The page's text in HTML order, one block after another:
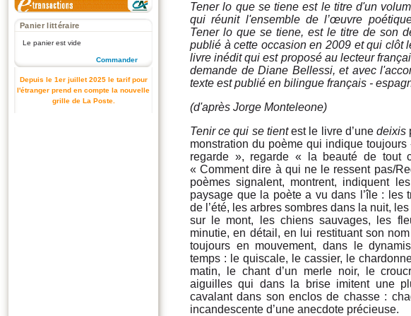
Panier littéraire
Le panier est vide
Commander
Depuis le 1er juillet 2025 le tarif pour
l'étranger prend en compte la nouvelle
grille de La Poste.
Tener lo que se tiene est le titre d'un
qui réunit l'ensemble de l’œuvre
Tener lo que se tiene, est le titre de son
publié à cette occasion en 2009 et qui clôt
livre inédit qui est proposé au lecteur
demande de Diane Bellessi, et avec
texte est publié en bilingue français -
(d'après Jorge Monteleone)
Tenir ce qui se tientest le livre d’unedeixis
monstration du poème qui indique
regarde », regarde « la beauté de
« Comment dire à qui ne le ressent pas/
poèmes signalent, montrent, indiquent
paysage que la poète a vu dans l’île : les
de l’été, les arbres sombres dans la nuit,
sur le mont, les chiens sauvages, les
minutie, en détail, en lui restituant son
toujours en mouvement, dans le
temps : le quiscale, le cassier, le
matin, le chant d’un merle noir, le
aiguilles qui dans la brise imitent une
cavalant dans son enclos de chasse :
incandescente d’une anecdote précieuse.